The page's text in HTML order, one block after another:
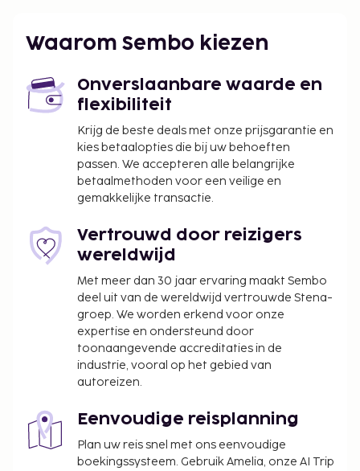
Enkele van de voorzieningen zijn een
een bagageopslagruimte. Ter plaatse heb je gratis
parkeerplaatsen. De accommodatie heeft een
terras waar je van het uitzicht kunt genieten, maar
profiteer ook van gratis wifi en conciërgeservices.
Waarom Sembo kiezen
Onverslaanbare waarde en
flexibiliteit
Krijg de beste deals met onze prijsgarantie en
kies betaalopties die bij uw behoeften
passen. We accepteren alle belangrijke
betaalmethoden voor een veilige en
gemakkelijke transactie.
Vertrouwd door reizigers
wereldwijd
Met meer dan 30 jaar ervaring maakt Sembo
deel uit van de wereldwijd vertrouwde Stena-
groep. We worden erkend voor onze
expertise en ondersteund door
toonaangevende accreditaties in de
industrie, vooral op het gebied van
autoreizen.
Eenvoudige reisplanning
Plan uw reis snel met ons eenvoudige
boekingssysteem. Gebruik Amelia, onze AI Trip